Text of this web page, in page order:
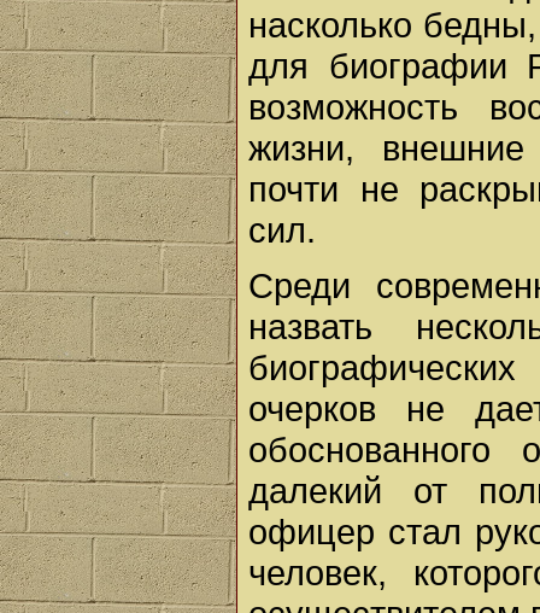
насколько
для биографии
возможность
жизни, внешние
почти не
сил.
Среди
назвать
очерков не
далекий от
офицер стал
человек,